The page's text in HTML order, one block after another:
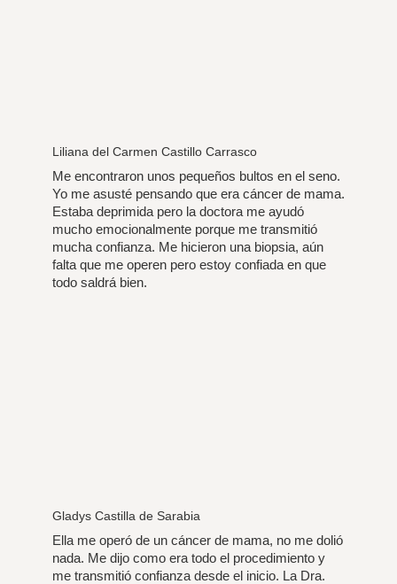
Liliana del Carmen Castillo Carrasco
Me encontraron unos pequeños bultos en el seno.
Yo me asusté pensando que era cáncer de mama.
Estaba deprimida pero la doctora me ayudó
mucho emocionalmente porque me transmitió
mucha confianza. Me hicieron una biopsia, aún
falta que me operen pero estoy confiada en que
todo saldrá bien.
Gladys Castilla de Sarabia
Ella me operó de un cáncer de mama, no me dolió
nada. Me dijo como era todo el procedimiento y
me transmitió confianza desde el inicio. La Dra.